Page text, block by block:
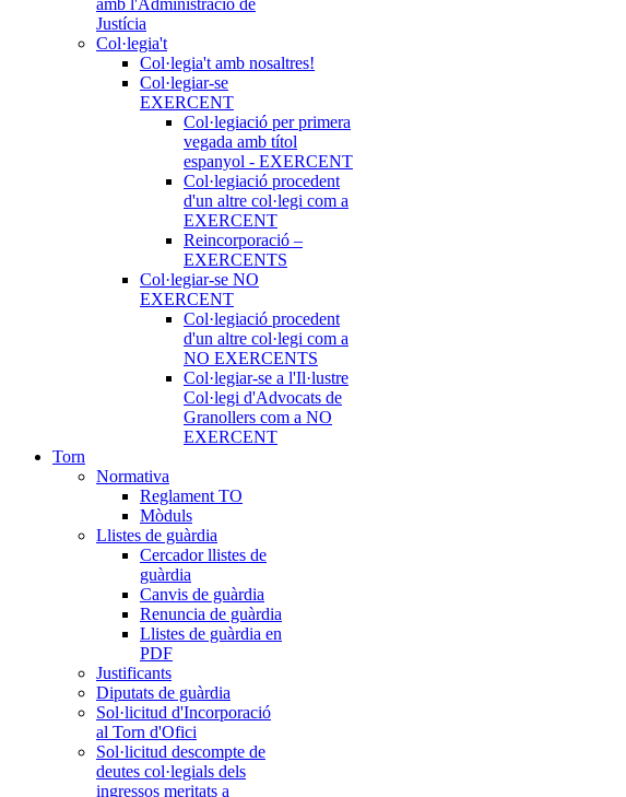
Justícia
Col·legia't
Col·legia't amb nosaltres!
Col·legiar-se
EXERCENT
Col·legiació per primera
vegada amb títol
espanyol - EXERCENT
Col·legiació procedent
d'un altre col·legi com a
EXERCENT
Reincorporació –
EXERCENTS
Col·legiar-se NO
EXERCENT
Col·legiació procedent
d'un altre col·legi com a
NO EXERCENTS
Col·legiar-se a l'Il·lustre
Col·legi d'Advocats de
Granollers com a NO
EXERCENT
Torn
Normativa
Reglament TO
Mòduls
Llistes de guàrdia
Cercador llistes de
guàrdia
Canvis de guàrdia
Renuncia de guàrdia
Llistes de guàrdia en
PDF
Justificants
Diputats de guàrdia
Sol·licitud d'Incorporació
al Torn d'Ofici
Sol·licitud descompte de
deutes col·legials dels
ingressos meritats a